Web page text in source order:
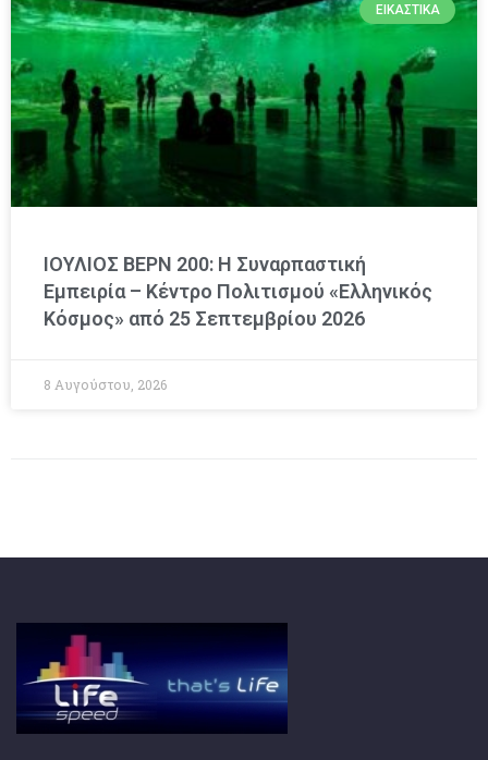
ΕΙΚΑΣΤΙΚΆ
ΙΟΥΛΙΟΣ ΒΕΡΝ 200: Η Συναρπαστική
Εμπειρία – Κέντρο Πολιτισμού «Ελληνικός
Κόσμος» από 25 Σεπτεμβρίου 2026
8 Αυγούστου, 2026